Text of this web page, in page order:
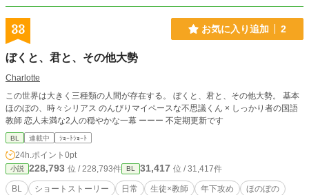
33 お気に入り追加 2
ぼくと、君と、その他大勢
Charlotte
この世界は大きく三種類の人間が存在する。 ぼくと、君と、その他大勢。 基本
ほのぼの、時々シリアス のんびりマイペースな不思議くん × しっかり者の国語
教師 恋人未満な2人の穏やかな一幕 ーーー 不定期更新です
BL 連載中 ｼｮｰﾄｼｮｰﾄ
24h.ポイント 0pt
小説 228,793 位 / 228,793件 BL 31,417 位 / 31,417件
BL ショートストーリー 日常 生徒×教師 年下攻め ほのぼの